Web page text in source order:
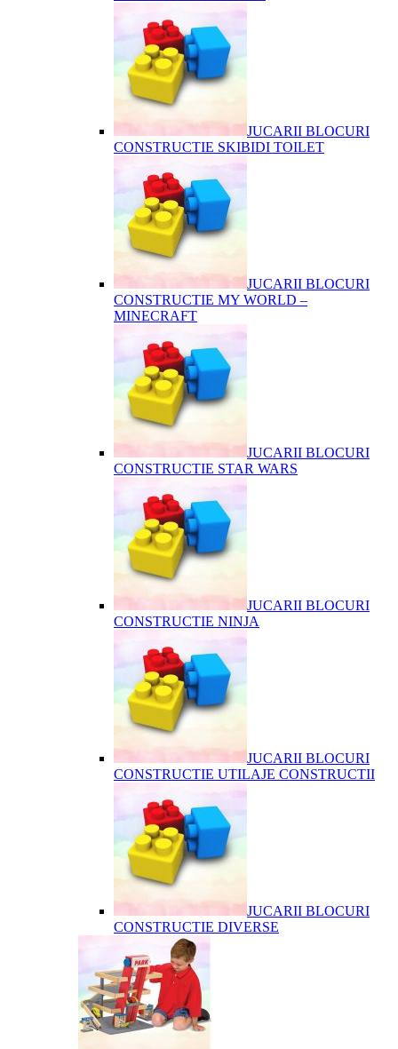
JUCARII BLOCURI
CONSTRUCTIE SKIBIDI TOILET
JUCARII BLOCURI
CONSTRUCTIE MY WORLD –
MINECRAFT
JUCARII BLOCURI
CONSTRUCTIE STAR WARS
JUCARII BLOCURI
CONSTRUCTIE NINJA
JUCARII BLOCURI
CONSTRUCTIE UTILAJE CONSTRUCTII
JUCARII BLOCURI
CONSTRUCTIE DIVERSE